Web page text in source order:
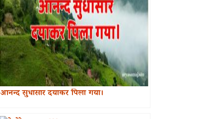
आनन्द सुधासार दयाकर पिला गया।